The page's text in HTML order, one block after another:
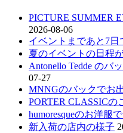
PICTURE SUMMER
2026-08-06
イベントまであと7日
夏のイベントの日程
Antonello Tedde のバ
07-27
MNNGのバックでお
PORTER CLASSICの
humoresqueのお洋服
新入荷の店内の様子